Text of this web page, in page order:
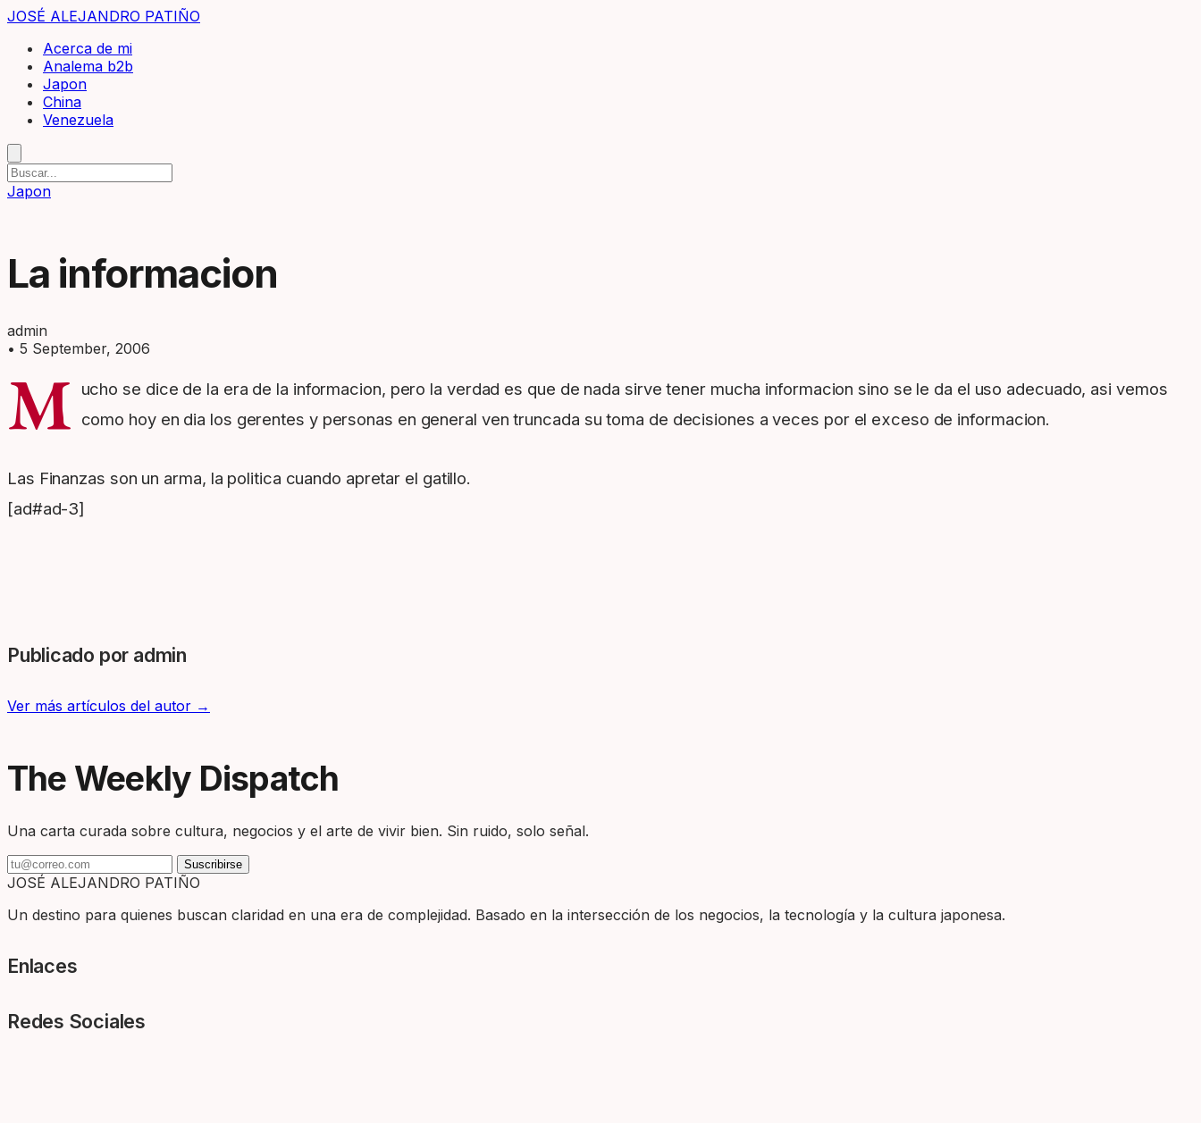
JOSÉ ALEJANDRO PATIÑO
Acerca de mi
Analema b2b
Japon
China
Venezuela
Japon
La informacion
admin
• 5 September, 2006
M ucho se dice de la era de la informacion, pero la verdad es que de nada sirve tener mucha informacion sino se le da el uso adecuado, asi vemos
como hoy en dia los gerentes y personas en general ven truncada su toma de decisiones a veces por el exceso de informacion.
Las Finanzas son un arma, la politica cuando apretar el gatillo.
[ad#ad-3]
Publicado por admin
Ver más artículos del autor →
The Weekly Dispatch
Una carta curada sobre cultura, negocios y el arte de vivir bien. Sin ruido, solo señal.
Suscribirse
JOSÉ ALEJANDRO PATIÑO
Un destino para quienes buscan claridad en una era de complejidad. Basado en la intersección de los negocios, la tecnología y la cultura japonesa.
Enlaces
Redes Sociales